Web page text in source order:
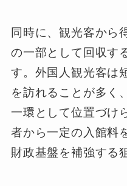
同時に、観光客から
の一部として回収す
す。外国人観光客は
を訪れることが多く
一環として位置づけ
者から一定の入館料
財政基盤を補強する